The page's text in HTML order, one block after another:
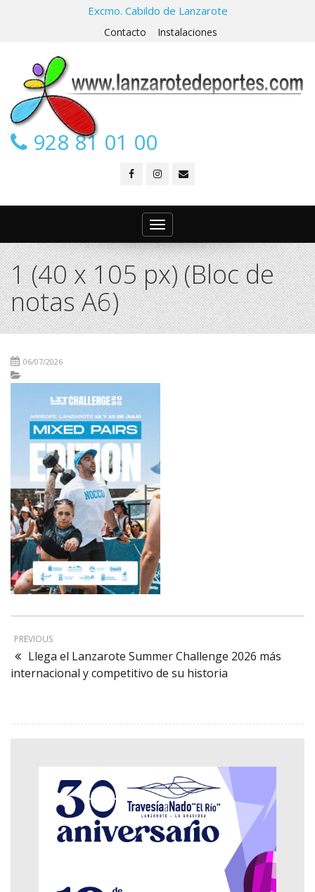
Excmo. Cabildo de Lanzarote
Contacto Instalaciones
928 81 01 00
Toggle
navigation
1 (40 x 105 px) (Bloc de
notas A6)
06/07/2026
PREVIOUS
Llega el Lanzarote Summer Challenge 2026 más
internacional y competitivo de su historia